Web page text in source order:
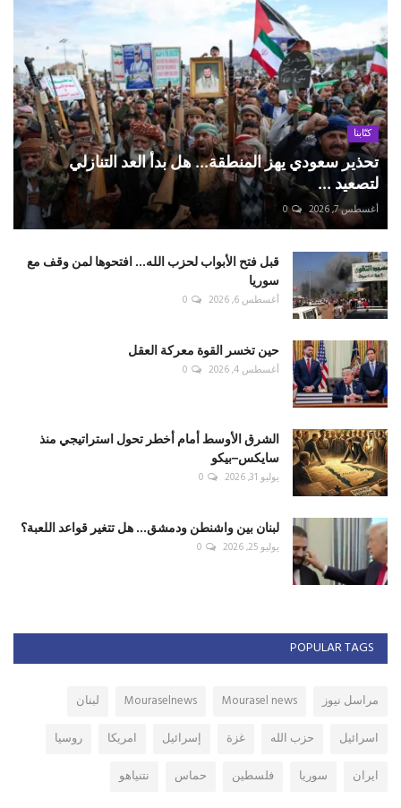
كتّابنا
تحذير سعودي يهز المنطقة... هل بدأ العد التنازلي
لتصعيد ...
أغسطس 7, 2026 0
قبل فتح الأبواب لحزب الله... افتحوها لمن وقف مع
سوريا
أغسطس 6, 2026 0
حين تخسر القوة معركة العقل
أغسطس 4, 2026 0
الشرق الأوسط أمام أخطر تحول استراتيجي منذ
سايكس–بيكو
يوليو 31, 2026 0
لبنان بين واشنطن ودمشق... هل تتغير قواعد اللعبة؟
يوليو 25, 2026 0
POPULAR TAGS
مراسل نيوز Mourasel news
Mouraselnews
لبنان
اسرائيل
حزب الله غزة إسرائيل امريكا
روسيا
ايران
سوريا فلسطين حماس نتنياهو